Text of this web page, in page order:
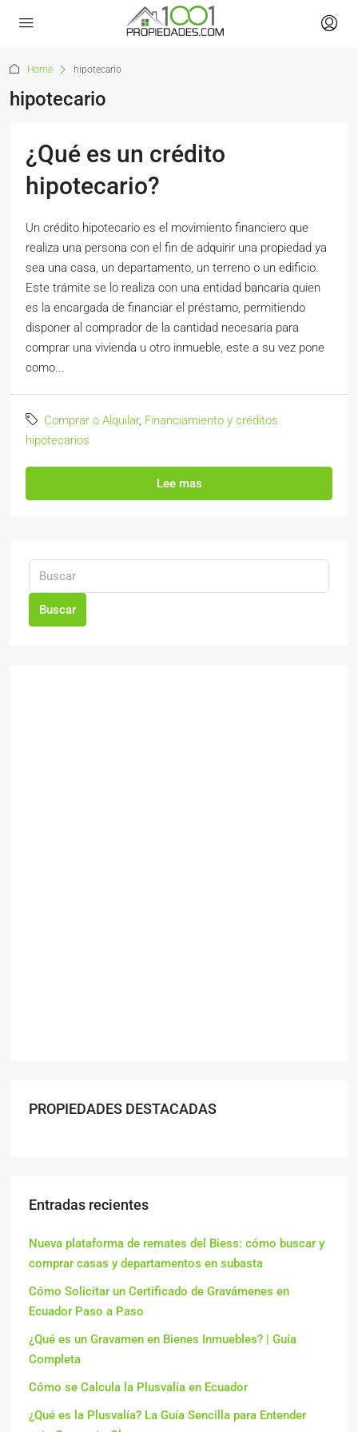
Home hipotecario
hipotecario
¿Qué es un crédito
hipotecario?
Un crédito hipotecario es el movimiento financiero que
realiza una persona con el fin de adquirir una propiedad ya
sea una casa, un departamento, un terreno o un edificio.
Este trámite se lo realiza con una entidad bancaria quien
es la encargada de financiar el préstamo, permitiendo
disponer al comprador de la cantidad necesaria para
comprar una vivienda u otro inmueble, este a su vez pone
como...
Comprar o Alquilar, Financiamiento y créditos
hipotecarios
Lee mas
Buscar
PROPIEDADES DESTACADAS
Entradas recientes
Nueva plataforma de remates del Biess: cómo buscar y
comprar casas y departamentos en subasta
Cómo Solicitar un Certificado de Gravámenes en
Ecuador Paso a Paso
¿Qué es un Gravamen en Bienes Inmuebles? | Guía
Completa
Cómo se Calcula la Plusvalía en Ecuador
¿Qué es la Plusvalía? La Guía Sencilla para Entender